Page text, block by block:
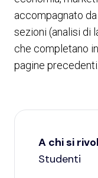
accompagnato
sezioni (analisi di
che completano
pagine precedenti.
A chi si
Studenti